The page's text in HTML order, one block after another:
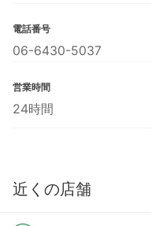
電話番号
06-6430-5037
営業時間
24時間
近くの店舗